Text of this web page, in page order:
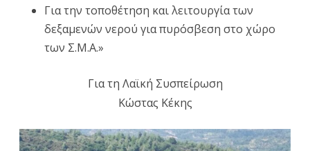
Για την τοποθέτηση και λειτουργία των
δεξαμενών νερού για πυρόσβεση στο χώρο
των Σ.Μ.Α.»
Για τη Λαϊκή Συσπείρωση
Κώστας Κέκης